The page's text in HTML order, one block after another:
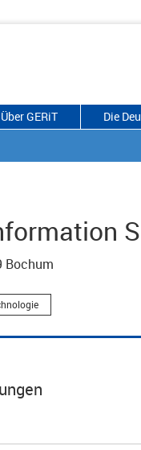
Über GERiT Die
Bochum